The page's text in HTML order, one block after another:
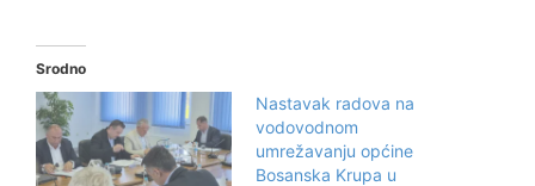
Srodno
Nastavak radova na
vodovodnom
umrežavanju općine
Bosanska Krupa u